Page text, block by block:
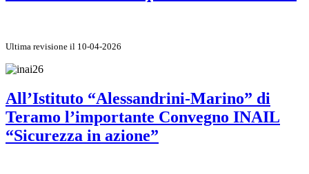
Ultima revisione il 10-04-2026
All’Istituto “Alessandrini-Marino” di
Teramo l’importante Convegno INAIL
“Sicurezza in azione”